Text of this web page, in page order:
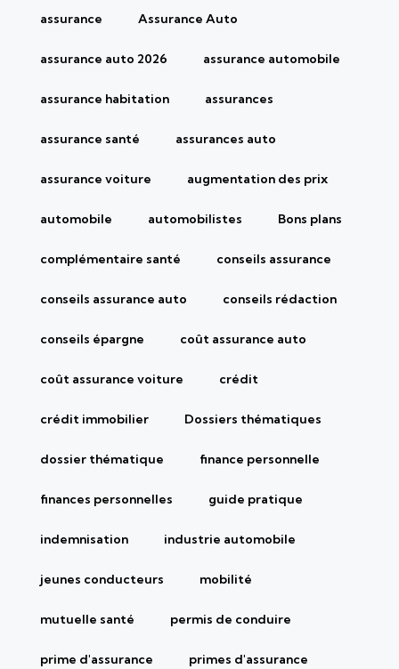
assurance Assurance Auto
assurance auto 2026 assurance automobile
assurance habitation assurances
assurance santé assurances auto
assurance voiture augmentation des prix
automobile automobilistes Bons plans
complémentaire santé conseils assurance
conseils assurance auto conseils rédaction
conseils épargne coût assurance auto
coût assurance voiture crédit
crédit immobilier Dossiers thématiques
dossier thématique finance personnelle
finances personnelles guide pratique
indemnisation industrie automobile
jeunes conducteurs mobilité
mutuelle santé permis de conduire
prime d'assurance primes d'assurance